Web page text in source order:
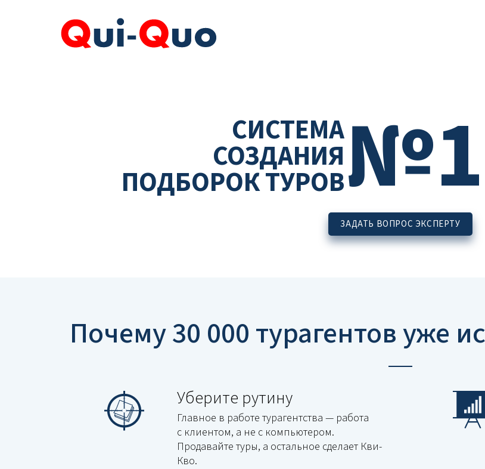
СИСТЕМА
СОЗДАНИЯ
ПОДБОРОК ТУРОВ№1
ЗАДАТЬ ВОПРОС ЭКСПЕРТУ
Почему 30 000 турагентов уже
Уберите рутину
Главное в работе турагентства — работа
с клиентом, а не с компьютером.
Продавайте туры, а остальное сделает Кви-
Кво.